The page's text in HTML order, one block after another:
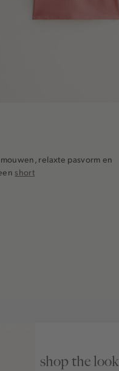
relaxte pasvorm en
short
shop the look